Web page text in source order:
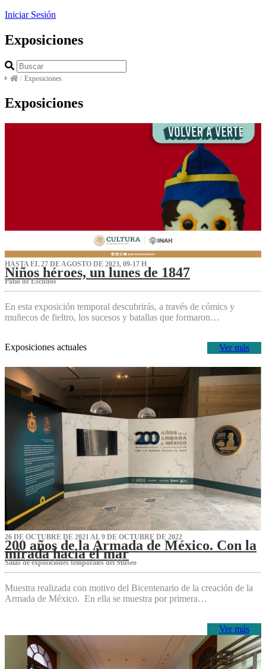
Iniciar Sesión
Exposiciones
/ Exposiciones
Exposiciones
HASTA EL 27 DE AGOSTO DE 2023, 09-17 H
Niños héroes, un lunes de 1847
Patio de Escudos
En esta exposición temporal descubrirás, a través de cómics y
muñecos de fieltro, los sucesos y batallas que formaron…
Ver más
Exposiciones actuales
26 DE OCTUBRE DE 2021 AL 9 DE OCTUBRE DE 2022
200 años de la Armada de México. Con la
mirada hacia el mar
Salas de exposiciones temporales del Museo‌
Muestra realizada con motivo del Bicentenario de la creación de la
Armada de México. En ella se muestra por primera…
Ver más